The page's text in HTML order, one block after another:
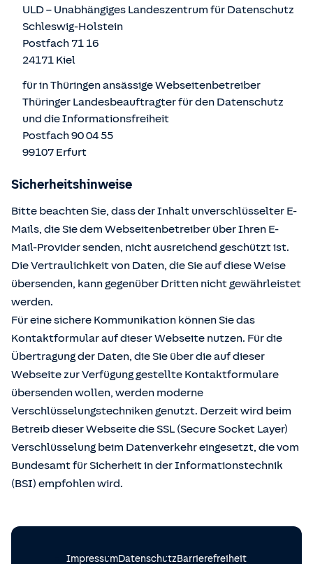
ULD – Unabhängiges Landeszentrum für Datenschutz
Schleswig-Holstein
Postfach 71 16
24171 Kiel
für in Thüringen ansässige Webseitenbetreiber
Thüringer Landesbeauftragter für den Datenschutz
und die Informationsfreiheit
Postfach 90 04 55
99107 Erfurt
Sicherheitshinweise
Bitte beachten Sie, dass der Inhalt unverschlüsselter E-
Mails, die Sie dem Webseitenbetreiber über Ihren E-
Mail-Provider senden, nicht ausreichend geschützt ist.
Die Vertraulichkeit von Daten, die Sie auf diese Weise
übersenden, kann gegenüber Dritten nicht gewährleistet
werden.
Für eine sichere Kommunikation können Sie das
Kontaktformular auf dieser Webseite nutzen. Für die
Übertragung der Daten, die Sie über die auf dieser
Webseite zur Verfügung gestellte Kontaktformulare
übersenden wollen, werden moderne
Verschlüsselungstechniken genutzt. Derzeit wird beim
Betreib dieser Webseite die SSL (Secure Socket Layer)
Verschlüsselung beim Datenverkehr eingesetzt, die vom
Bundesamt für Sicherheit in der Informationstechnik
(BSI) empfohlen wird.
ImpressumDatenschutzBarrierefreiheit